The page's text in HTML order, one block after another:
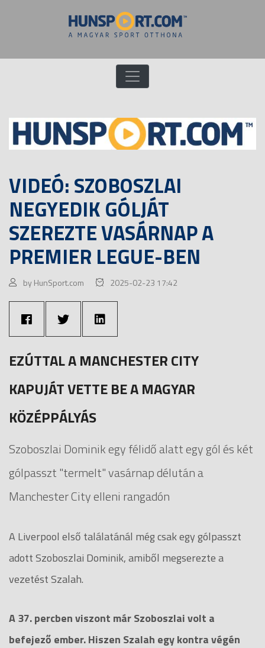
VIDEÓ: SZOBOSZLAI
NEGYEDIK GÓLJÁT
SZEREZTE VASÁRNAP A
PREMIER LEGUE-BEN
by HunSport.com 2025-02-23 17:42
EZÚTTAL A MANCHESTER CITY
KAPUJÁT VETTE BE A MAGYAR
KÖZÉPPÁLYÁS
Szoboszlai Dominik egy félidő alatt egy gól és két
gólpasszt "termelt" vasárnap délután a
Manchester City elleni rangadón
A Liverpool első találatánál még csak egy gólpasszt
adott Szoboszlai Dominik, amiből megserezte a
vezetést Szalah.
A 37. percben viszont már Szoboszlai volt a
befejező ember. Hiszen Szalah egy kontra végén